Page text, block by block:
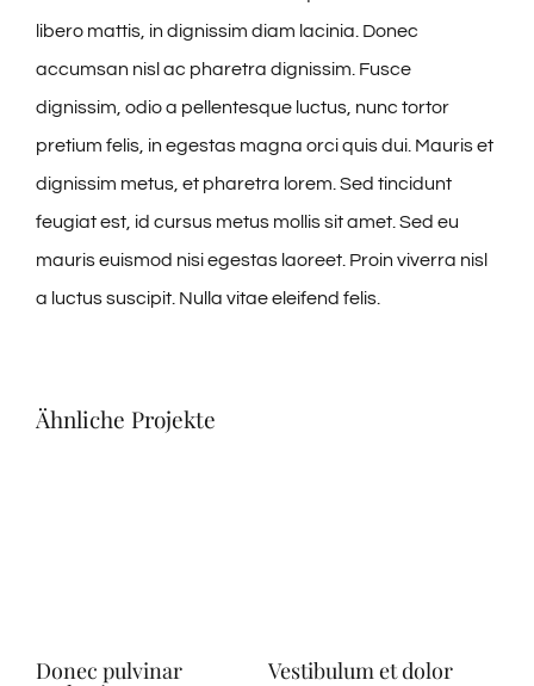
libero mattis, in dignissim diam lacinia. Donec
accumsan nisl ac pharetra dignissim. Fusce
dignissim, odio a pellentesque luctus, nunc tortor
pretium felis, in egestas magna orci quis dui. Mauris et
dignissim metus, et pharetra lorem. Sed tincidunt
feugiat est, id cursus metus mollis sit amet. Sed eu
mauris euismod nisi egestas laoreet. Proin viverra nisl
a luctus suscipit. Nulla vitae eleifend felis.
Ähnliche Projekte
Donec pulvinar Vestibulum et dolor